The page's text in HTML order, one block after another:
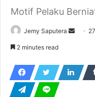
Motif Pelaku
Jemy Saputera
Send
2 minutes read